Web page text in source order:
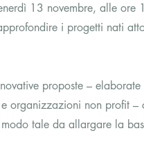
13 novembre, alle ore
i progetti nati
proposte –
organizzazioni non profit –
tale da allargare la